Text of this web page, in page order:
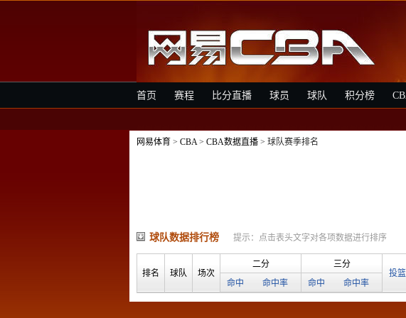
首页 赛程 比分直播 球员 球队 积分榜
网易体育 > CBA> CBA数据直播 > 球队赛季排名
球队数据排行榜 提示：点击表头文字对各项数据进行排序
排名 球队 场次
二分
三分
投篮
命中
命中率 命中 命中率